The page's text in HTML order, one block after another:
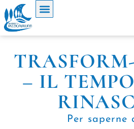
– IL
Per saperne